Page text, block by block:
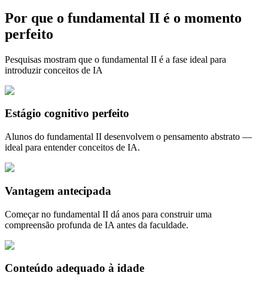
Por que o fundamental II é o momento
perfeito
Pesquisas mostram que o fundamental II é a fase ideal para
introduzir conceitos de IA
Estágio cognitivo perfeito
Alunos do fundamental II desenvolvem o pensamento abstrato —
ideal para entender conceitos de IA.
Vantagem antecipada
Começar no fundamental II dá anos para construir uma
compreensão profunda de IA antes da faculdade.
Conteúdo adequado à idade